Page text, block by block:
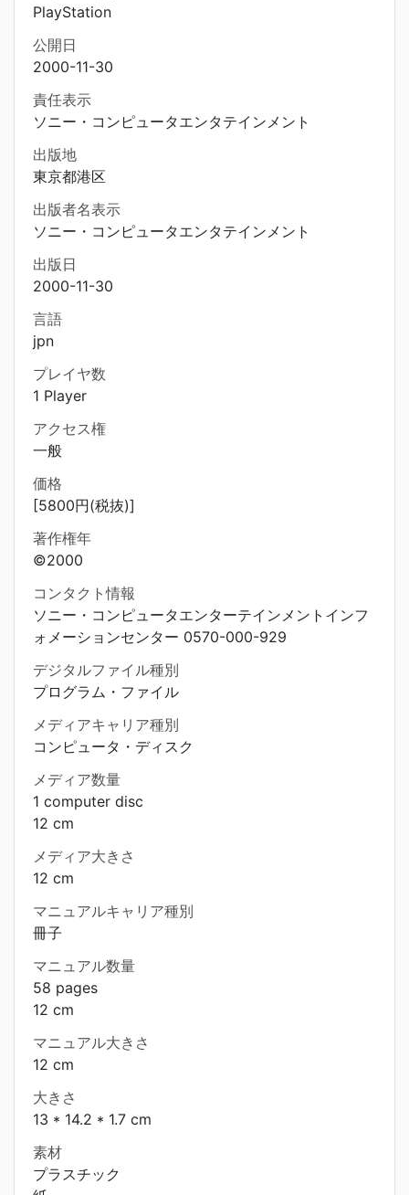
PlayStation
公開日
2000-11-30
責任表示
ソニー・コンピュータエンタテインメント
出版地
東京都港区
出版者名表示
ソニー・コンピュータエンタテインメント
出版日
2000-11-30
言語
jpn
プレイヤ数
1 Player
アクセス権
一般
価格
[5800円(税抜)]
著作権年
©2000
コンタクト情報
ソニー・コンピュータエンターテインメントインフ
ォメーションセンター 0570-000-929
デジタルファイル種別
プログラム・ファイル
メディアキャリア種別
コンピュータ・ディスク
メディア数量
1 computer disc
12 cm
メディア大きさ
12 cm
マニュアルキャリア種別
冊子
マニュアル数量
58 pages
12 cm
マニュアル大きさ
12 cm
大きさ
13 * 14.2 * 1.7 cm
素材
プラスチック